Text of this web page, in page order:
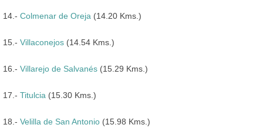
14.- Colmenar de Oreja (14.20 Kms.)
15.- Villaconejos (14.54 Kms.)
16.- Villarejo de Salvanés (15.29 Kms.)
17.- Titulcia (15.30 Kms.)
18.- Velilla de San Antonio (15.98 Kms.)